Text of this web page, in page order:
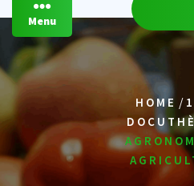
Menu
HOME /